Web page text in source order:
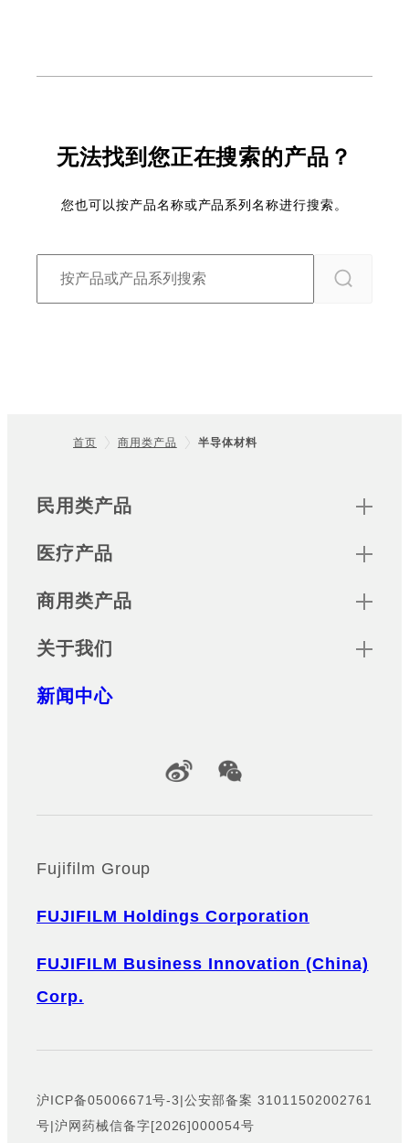
无法找到您正在搜索的产品？
您也可以按产品名称或产品系列名称进行搜索。
首页 商用类产品 半导体材料
Sitemap
民用类产品
医疗产品
商用类产品
关于我们
新闻中心
Official Social Media Accounts
Fujifilm Group
FUJIFILM Holdings Corporation
FUJIFILM Business Innovation (China)
Corp.
沪ICP备05006671号-3|公安部备案 31011502002761
号|沪网药械信备字[2026]000054号